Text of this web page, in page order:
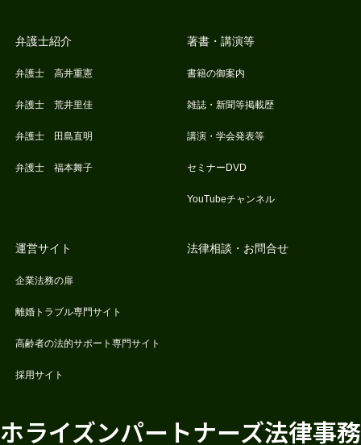
弁護士紹介
弁護士 高井重憲
弁護士 荒井里佳
弁護士 田島直明
弁護士 福本舞子
著書・講演等
書籍の御案内
雑誌・新聞等掲載歴
講演・学会発表等
セミナーDVD
YouTubeチャンネル
運営サイト
企業法務の扉
離婚トラブル専門サイト
高齢者の法的サポート専門サイト
採用サイト
法律相談・お問合せ
ホライズンパートナーズ法律事務